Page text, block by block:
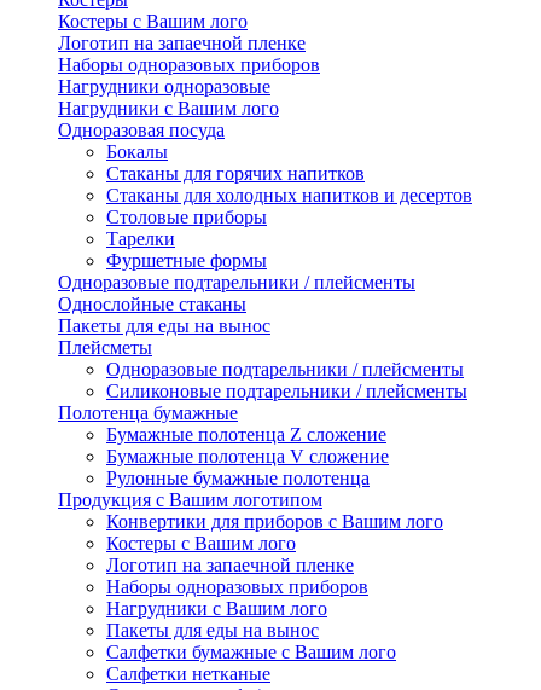
Костеры с Вашим лого
Логотип на запаечной пленке
Наборы одноразовых приборов
Нагрудники одноразовые
Нагрудники с Вашим лого
Одноразовая посуда
Бокалы
Стаканы для горячих напитков
Стаканы для холодных напитков и десертов
Столовые приборы
Тарелки
Фуршетные формы
Одноразовые подтарельники / плейсменты
Однослойные стаканы
Пакеты для еды на вынос
Плейсметы
Одноразовые подтарельники / плейсменты
Силиконовые подтарельники / плейсменты
Полотенца бумажные
Бумажные полотенца Z сложение
Бумажные полотенца V сложение
Рулонные бумажные полотенца
Продукция с Вашим логотипом
Конвертики для приборов с Вашим лого
Костеры с Вашим лого
Логотип на запаечной пленке
Наборы одноразовых приборов
Нагрудники с Вашим лого
Пакеты для еды на вынос
Салфетки бумажные с Вашим лого
Салфетки нетканые